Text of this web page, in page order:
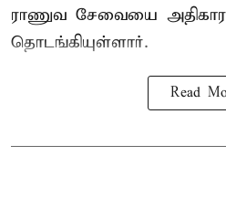
ராணுவ சேவையை
தொடங்கியுள்ளார்.
Read